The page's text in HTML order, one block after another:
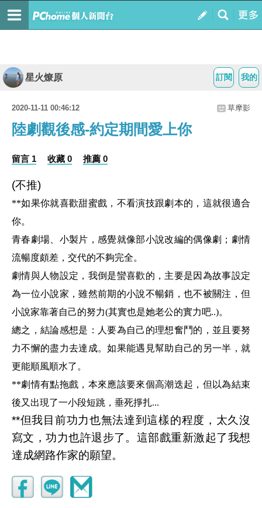
我的
訂閱
星火燎原
2020-11-11 00:46:12 草摩影
陸劇觀後感-約定期間愛上你
留言 1 收藏 0 推薦 0
(不推)
**如果你就喜歡甜蜜戲，不看演技跟劇本的，這就很適合
你。
青春劇場、小製片，感覺就像部小說改編的偶像劇；劇情
流暢度頗差，交代的不夠完全。
劇情與人物設定，我倒是蠻喜歡的，主要是因為故事設定
為一位小說家，雖然前期的小說不暢銷，也不被關注，但
小說家靠著自己的努力(其實也是她老公的實力吧..)。
總之，結論感想是：人要為自己的理想奮鬥的，並且要努
力不懈的盡力去達成。如果能遇見幫助自己的另一半，就
更能順風順水了。
**劇情有點拖戲，本來應該要來個高潮迭起，但以為結束
後又出現了一小段短跳，垂死掙扎...
**但我目前功力也無法達到這樣的程度，太久沒
寫文，功力也許退步了。這部戲重新激起了我想
達成網路作家的願望。